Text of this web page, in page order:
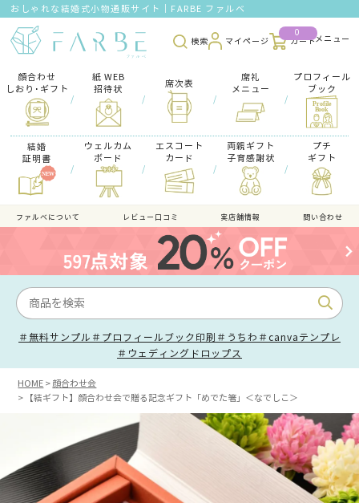
おしゃれな結婚式小物通販サイト｜FARBE ファルベ
検索 マイページ
0
カート
顔合わせ
しおり･ギフト
/
紙 WEB
招待状
/
席次表
/
席礼
メニュー
/
プロフィール
ブック
結婚
証明書
/
ウェルカム
ボード
/
エスコート
カード
/
両親ギフト
子育感謝状
/
プチ
ギフト
ファルべについて レビュー口コミ 実店舗情報 問い合わせ
＃無料サンプル ＃プロフィールブック印刷 ＃うちわ ＃canvaテンプレ
＃ウェディングドロップス
HOME
顔合わせ会
【結ギフト】顔合わせ会で贈る記念ギフト「めでた箸」＜なでしこ＞